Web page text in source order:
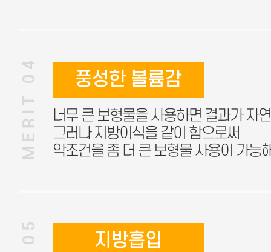
MERIT 04 풍성한 볼륨감
너무 큰 보형물을 사용하면 결과가 자
그러나 지방이식을 같이 함으로써
악조건을 좀 더 큰 보형물 사용이 가능
지방흡입